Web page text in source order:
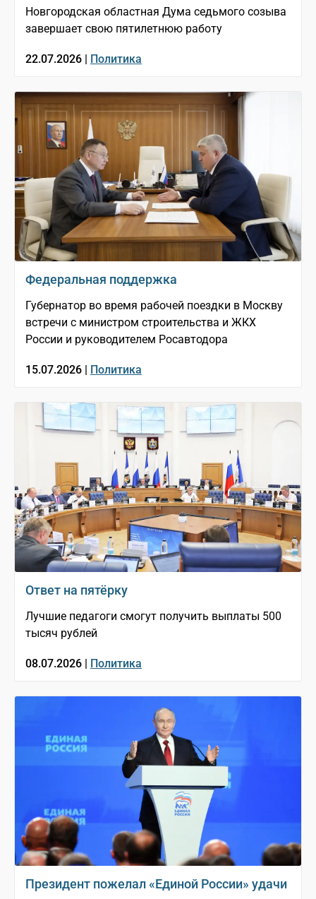
Новгородская областная Дума седьмого созыва
завершает свою пятилетнюю работу
22.07.2026 | Политика
Федеральная поддержка
Губернатор во время рабочей поездки в Москву
встречи с министром строительства и ЖКХ
России и руководителем Росавтодора
15.07.2026 | Политика
Ответ на пятёрку
Лучшие педагоги смогут получить выплаты 500
тысяч рублей
08.07.2026 | Политика
Президент пожелал «Единой России» удачи